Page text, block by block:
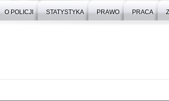
O POLICJI STATYSTYKA PRAWO PRACA